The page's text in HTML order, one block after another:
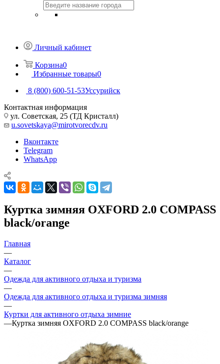
Личный кабинет
Корзина0
Избранные товары0
8 (800) 600-51-53Уссурийск
Контактная информация
ул. Советская, 25 (ТД Кристалл)
u.sovetskaya@mirotvorecdv.ru
Вконтакте
Telegram
WhatsApp
Куртка зимняя OXFORD 2.0 COMPASS
black/orange
Главная
—
Каталог
—
Одежда для активного отдыха и туризма
—
Одежда для активного отдыха и туризма зимняя
—
Куртки для активного отдыха зимние
—Куртка зимняя OXFORD 2.0 COMPASS black/orange